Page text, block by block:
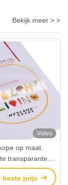
Bekijk meer > >
Video
op maat
transparante
helder
met
beste prijs